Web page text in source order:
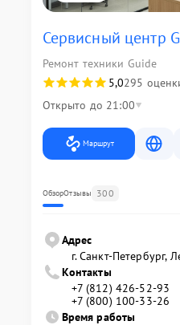
Сервисный центр
Ремонт техники Guide
5,0295
Открыто до 21:00
Маршрут
ОбзорОтзывы 300
Адрес
г. Санкт-Петербург,
Контакты
+7 (812) 426-52-93
+7 (800) 100-33-26
Время работы